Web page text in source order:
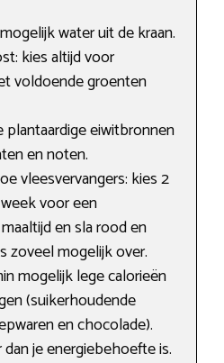
water uit de kraan.
kies altijd voor
voldoende groenten
plantaardige eiwitbronnen
en noten.
vleesvervangers: kies 2
voor een
en sla rood en
zoveel mogelijk over.
mogelijk lege calorieën
(suikerhoudende
en chocolade).
je energiebehoefte is.